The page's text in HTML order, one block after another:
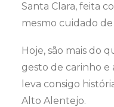
Santa Clara, feita
mesmo cuidado
Hoje, são mais do
gesto de carinho
leva consigo
Alto Alentejo.